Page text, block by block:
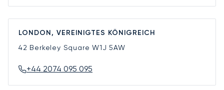
LONDON, VEREINIGTES KÖNIGREICH
42 Berkeley SquareW1J 5AW
+44 2074 095 095